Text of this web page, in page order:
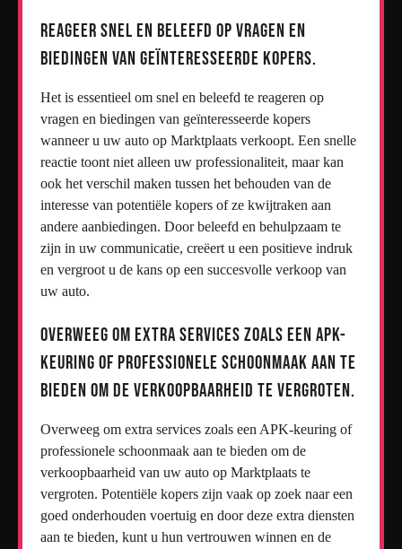
Reageer snel en beleefd op vragen en
biedingen van geïnteresseerde kopers.
Het is essentieel om snel en beleefd te reageren op
vragen en biedingen van geïnteresseerde kopers
wanneer u uw auto op Marktplaats verkoopt. Een snelle
reactie toont niet alleen uw professionaliteit, maar kan
ook het verschil maken tussen het behouden van de
interesse van potentiële kopers of ze kwijtraken aan
andere aanbiedingen. Door beleefd en behulpzaam te
zijn in uw communicatie, creëert u een positieve indruk
en vergroot u de kans op een succesvolle verkoop van
uw auto.
Overweeg om extra services zoals een APK-
keuring of professionele schoonmaak aan te
bieden om de verkoopbaarheid te vergroten.
Overweeg om extra services zoals een APK-keuring of
professionele schoonmaak aan te bieden om de
verkoopbaarheid van uw auto op Marktplaats te
vergroten. Potentiële kopers zijn vaak op zoek naar een
goed onderhouden voertuig en door deze extra diensten
aan te bieden, kunt u hun vertrouwen winnen en de